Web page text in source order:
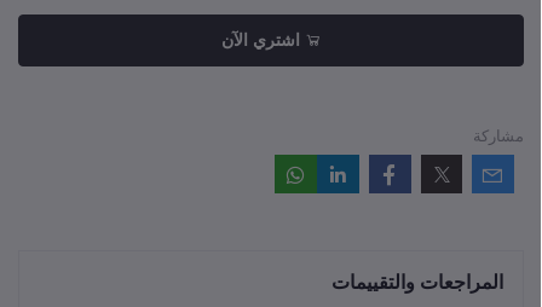
اشتري الآن
مشاركة
المراجعات والتقييمات